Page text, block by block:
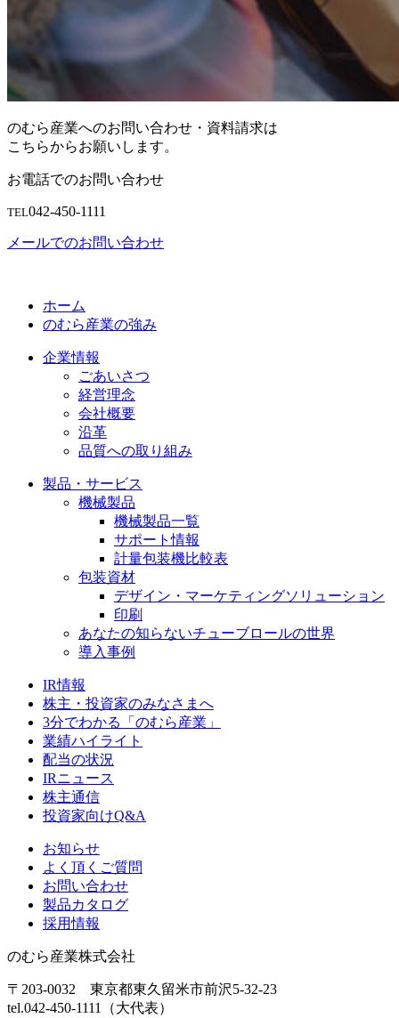
のむら産業へのお問い合わせ・資料請求は
こちらからお願いします。
お電話でのお問い合わせ
TEL042-450-1111
メールでのお問い合わせ
ホーム
のむら産業の強み
企業情報
ごあいさつ
経営理念
会社概要
沿革
品質への取り組み
製品・サービス
機械製品
機械製品一覧
サポート情報
計量包装機比較表
包装資材
デザイン・マーケティングソリューション
印刷
あなたの知らないチューブロールの世界
導入事例
IR情報
株主・投資家のみなさまへ
3分でわかる「のむら産業」
業績ハイライト
配当の状況
IRニュース
株主通信
投資家向けQ&A
お知らせ
よく頂くご質問
お問い合わせ
製品カタログ
採用情報
のむら産業株式会社
〒203-0032 東京都東久留米市前沢5-32-23
tel.042-450-1111（大代表）